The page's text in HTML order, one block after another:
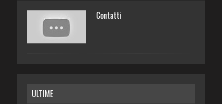
Contatti
ULTIME